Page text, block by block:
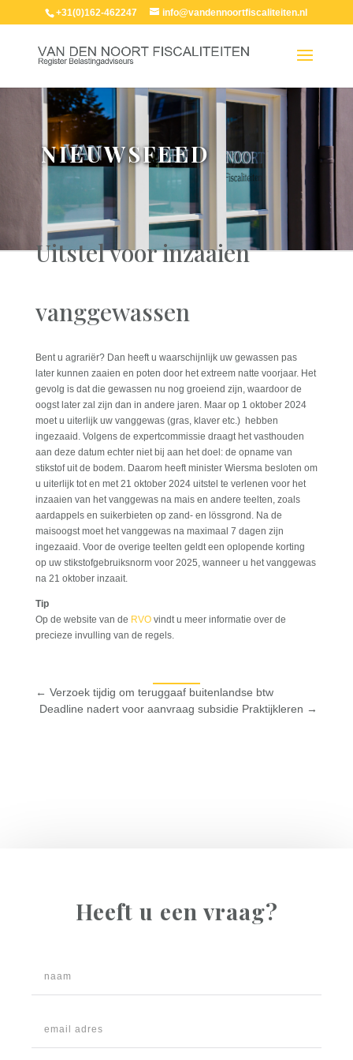
+31(0)162-462247 info@vandennoortfiscaliteiten.nl
NIEUWSFEED
Uitstel voor inzaaien
vanggewassen
Bent u agrariër? Dan heeft u waarschijnlijk uw gewassen pas
later kunnen zaaien en poten door het extreem natte voorjaar. Het
gevolg is dat die gewassen nu nog groeiend zijn, waardoor de
oogst later zal zijn dan in andere jaren. Maar op 1 oktober 2024
moet u uiterlijk uw vanggewas (gras, klaver etc.) hebben
ingezaaid. Volgens de expertcommissie draagt het vasthouden
aan deze datum echter niet bij aan het doel: de opname van
stikstof uit de bodem. Daarom heeft minister Wiersma besloten om
u uiterlijk tot en met 21 oktober 2024 uitstel te verlenen voor het
inzaaien van het vanggewas na mais en andere teelten, zoals
aardappels en suikerbieten op zand- en lössgrond. Na de
maisoogst moet het vanggewas na maximaal 7 dagen zijn
ingezaaid. Voor de overige teelten geldt een oplopende korting
op uw stikstofgebruiksnorm voor 2025, wanneer u het vanggewas
na 21 oktober inzaait.
Tip
Op de website van de RVOvindt u meer informatie over de
precieze invulling van de regels.
← Verzoek tijdig om teruggaaf buitenlandse btw
Deadline nadert voor aanvraag subsidie Praktijkleren →
Heeft u een vraag?